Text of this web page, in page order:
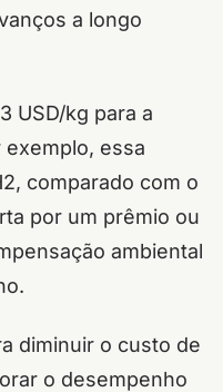
a longo
USD/kg para a
essa
comparado com o
por um prêmio ou
ambiental
diminuir o custo de
o desempenho